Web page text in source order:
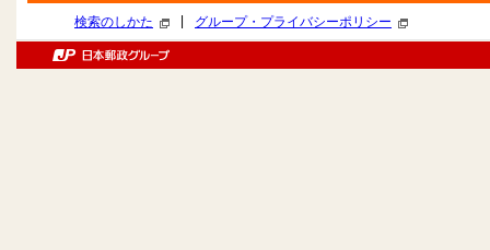
検索のしかた グループ・プライバシーポリシー